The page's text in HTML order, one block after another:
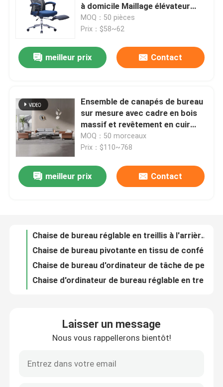
À la maison
Produits
Nous contacter
Nouvelles
Les affaires
à domicile Maillage élévateur
Chaise de bureau pivotante avec
repose-pieds
MOQ：50 pièces
Prix：$58~62
meilleur prix Contact
Ensemble de canapés de bureau
sur mesure avec cadre en bois
massif et revêtement en cuir
haut de gamme
MOQ：50 morceaux
Prix：$110~768
meilleur prix Contact
Chaise de direction ergonomique à dossier haut en maille résistante à l'usure en métal
Chaise de bureau pivotante en tissu de conférence chaise de bureau réglable en hauteur en polyuréthane
Chaise d'ordinateur de bureau réglable en treillis respirant avec support de repose-tête et hauteur réglable
Chaise de bureau en treillis de 23 pouces avec dos en treillis respirant et accoudoirs fixes Chaise de travail pivotante tournante
Laisser un message
Nous vous rappellerons bientôt!